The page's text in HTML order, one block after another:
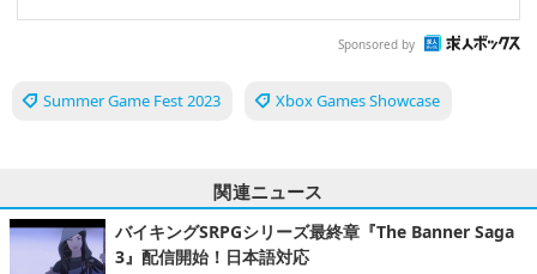
Sponsored by
Summer Game Fest 2023 Xbox Games Showcase
関連ニュース
バイキングSRPGシリーズ最終章『The Banner Saga
3』配信開始！日本語対応